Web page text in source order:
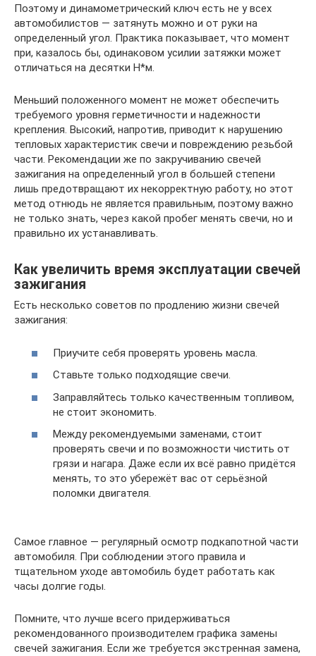
Поэтому и динамометрический ключ есть не у всех
автомобилистов — затянуть можно и от руки на
определенный угол. Практика показывает, что момент
при, казалось бы, одинаковом усилии затяжки может
отличаться на десятки Н*м.
Меньший положенного момент не может обеспечить
требуемого уровня герметичности и надежности
крепления. Высокий, напротив, приводит к нарушению
тепловых характеристик свечи и повреждению резьбой
части. Рекомендации же по закручиванию свечей
зажигания на определенный угол в большей степени
лишь предотвращают их некорректную работу, но этот
метод отнюдь не является правильным, поэтому важно
не только знать, через какой пробег менять свечи, но и
правильно их устанавливать.
Как увеличить время эксплуатации свечей
зажигания
Есть несколько советов по продлению жизни свечей
зажигания:
Приучите себя проверять уровень масла.
Ставьте только подходящие свечи.
Заправляйтесь только качественным топливом,
не стоит экономить.
Между рекомендуемыми заменами, стоит
проверять свечи и по возможности чистить от
грязи и нагара. Даже если их всё равно придётся
менять, то это убережёт вас от серьёзной
поломки двигателя.
Самое главное — регулярный осмотр подкапотной части
автомобиля. При соблюдении этого правила и
тщательном уходе автомобиль будет работать как
часы долгие годы.
Помните, что лучше всего придерживаться
рекомендованного производителем графика замены
свечей зажигания. Если же требуется экстренная замена,